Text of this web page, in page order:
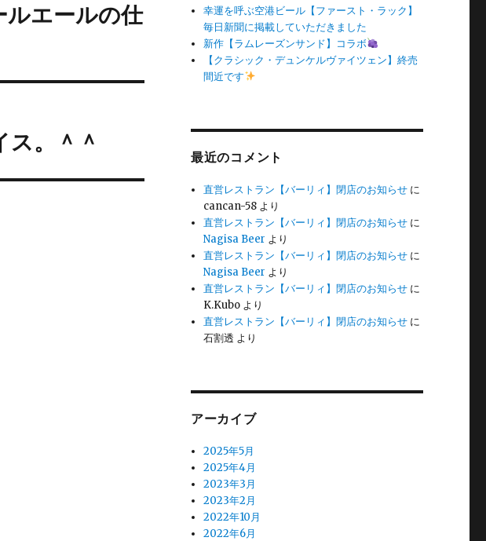
エールの仕
。＾＾
幸運を呼ぶ空港ビール【ファースト・ラック】
毎日新聞に掲載していただきました
新作【ラムレーズンサンド】コラボ
【クラシック・デュンケルヴァイツェン】終売
間近です
最近のコメント
直営レストラン【バーリィ】閉店のお知らせ に
cancan-58 より
直営レストラン【バーリィ】閉店のお知らせ に
Nagisa Beer より
直営レストラン【バーリィ】閉店のお知らせ に
Nagisa Beer より
直営レストラン【バーリィ】閉店のお知らせ に
K.Kubo より
直営レストラン【バーリィ】閉店のお知らせ に
石割透 より
アーカイブ
2025年5月
2025年4月
2023年3月
2023年2月
2022年10月
2022年6月